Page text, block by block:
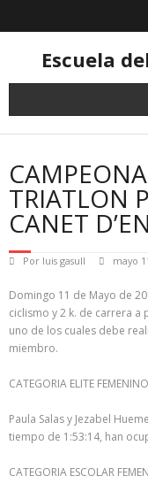
Escuela
TRIATLON
CANET
Por luis gasull mayo
Domingo 11 de Mayo de
ciclismo y 2 k. de carrera
uno de los cuales debe
miembro.
CATEGORIA ELITE
Paula Salas y Jezabel
tiempo de 1:53:14, han
CATEGORIA ESCOLAR